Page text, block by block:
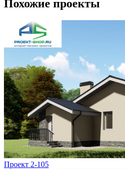
Похожие проекты
Проект 2-105